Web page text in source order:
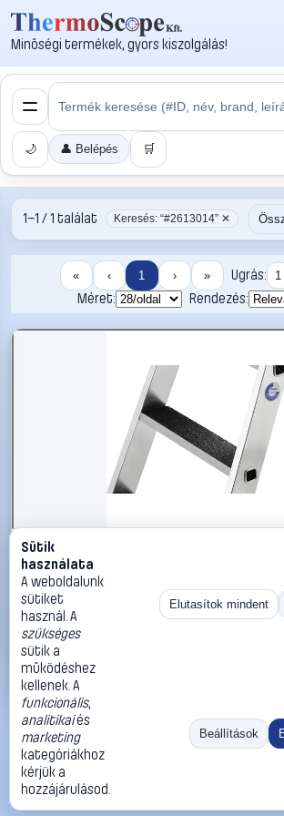
Minőségi termékek, gyors kiszolgálás!
🌙 👤 Belépés 🛒
1–1 / 1 találat Keresés: “#2613014” ✕
« ‹ 1 › »
Ugrás:
Méret:
Rendezés:
#2613014
MUNK Günzburger Steigtechnik 41546 8
MUNK Günzburger Steigtechnik
Tartozékok lépcsőkhöz, fellépőkhöz, állványokhoz
44 990 Ft
Kosárba
«
Ugrás:
Méret:
Rendezés:
©2026
ThermoScope
ÁSZF
Cégbemutató
Sütik
használata
A weboldalunk
sütiket
használ. A
szükséges
sütik a
működéshez
kellenek. A
funkcionális,
analitikaiés
marketing
kategóriákhoz
kérjük a
hozzájárulásod.
Elutasítok mindent
Beállítások